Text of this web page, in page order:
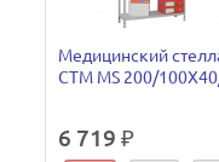
Медицинский
СТМ MS 200/
6 719 ₽